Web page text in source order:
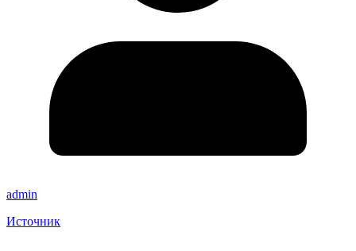
admin
Источник